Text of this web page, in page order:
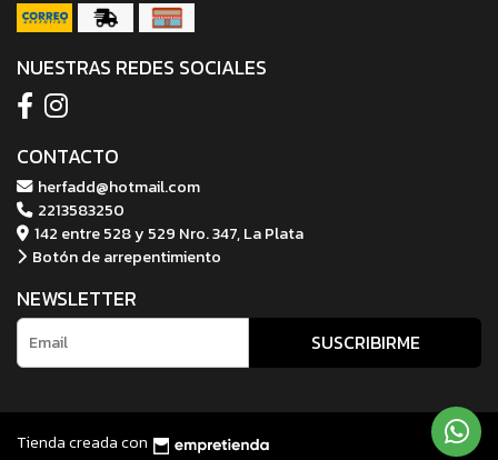
NUESTRAS REDES SOCIALES
CONTACTO
herfadd@hotmail.com
2213583250
142 entre 528 y 529 Nro. 347, La Plata
Botón de arrepentimiento
NEWSLETTER
SUSCRIBIRME
Tienda creada con